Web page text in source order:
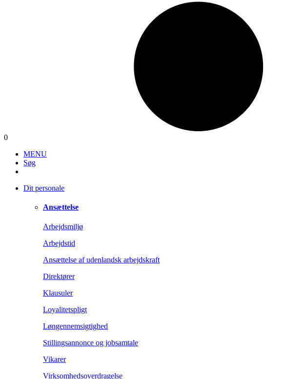
0
MENU
Søg
Dit personale
Ansættelse
Arbejdsmiljø
Arbejdstid
Ansættelse af udenlandsk arbejdskraft
Direktører
Klausuler
Loyalitetspligt
Løngennemsigtighed
Stillingsannonce og jobsamtale
Vikarer
Virksomhedsoverdragelse